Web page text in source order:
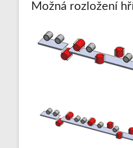
a
profily
Možná rozložení